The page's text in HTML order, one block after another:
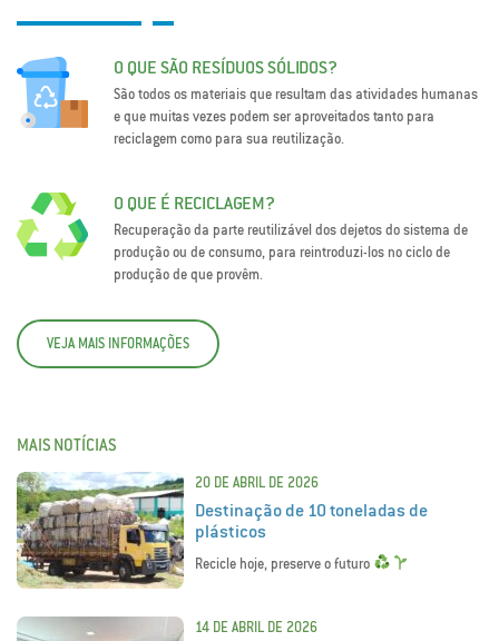
O QUE SÃO RESÍDUOS SÓLIDOS?
São todos os materiais que resultam das atividades humanas
e que muitas vezes podem ser aproveitados tanto para
reciclagem como para sua reutilização.
O QUE É RECICLAGEM?
Recuperação da parte reutilizável dos dejetos do sistema de
produção ou de consumo, para reintroduzi-los no ciclo de
produção de que provêm.
VEJA MAIS INFORMAÇÕES
MAIS NOTÍCIAS
20 DE ABRIL DE 2026
Destinação de 10 toneladas de
plásticos
Recicle hoje, preserve o futuro
14 DE ABRIL DE 2026